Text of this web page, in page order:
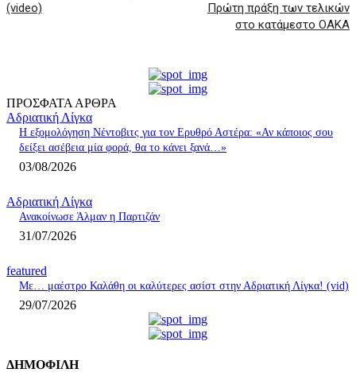
(video)
Πρώτη πράξη των τελικών
στο κατάμεστο ΟΑΚΑ
ΠΡΟΣΦΑΤΑ ΑΡΘΡΑ
Αδριατική Λίγκα
Η εξομολόγηση Νέντοβιτς για τον Ερυθρό Αστέρα: «Αν κάποιος σου
δείξει ασέβεια μία φορά, θα το κάνει ξανά…»
03/08/2026
Αδριατική Λίγκα
Ανακοίνωσε Άλμαν η Παρτιζάν
31/07/2026
featured
Με… μαέστρο Καλάθη οι καλύτερες ασίστ στην Αδριατική Λίγκα! (vid)
29/07/2026
ΔΗΜΟΦΙΛΗ